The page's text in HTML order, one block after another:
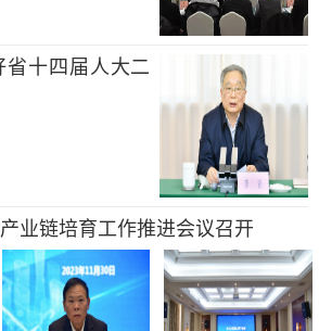
省十四届人大二
业链培育工作推进会议召开